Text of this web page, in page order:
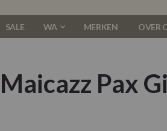
SALE WA MERKEN OVER
Maicazz Pax